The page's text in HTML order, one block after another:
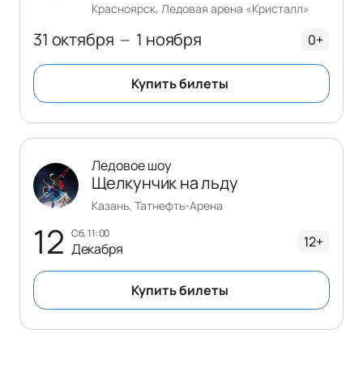
31 октября — 1 ноября
Красноярск, Ледовая арена «Кристалл»
0+
Купить билеты
12 сб, 11:00
Декабря
Ледовое шоу
Щелкунчик на льду
Казань, Татнефть-Арена
12+
Купить билеты